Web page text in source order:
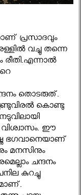
പ്രസാദവും
വച്ചു തന്നെ
തൊടരുത്.
കൊണ്ടു
വിശ്വാസം. ഈ
ഭഗവാനെയാണ്
മനസിനും
ചന്ദനം
കുറച്ചു